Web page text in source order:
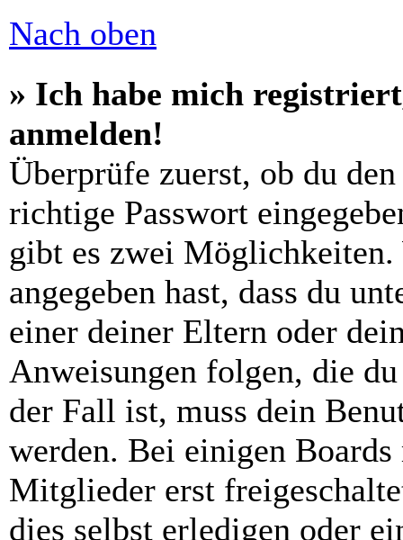
Nach oben
» Ich habe mich
anmelden!
Überprüfe zuerst, ob du
richtige Passwort
gibt es zwei
angegeben hast, dass du
einer deiner Eltern oder
Anweisungen folgen, die
der Fall ist, muss dein
werden. Bei einigen Boards
Mitglieder erst
dies selbst erledigen oder